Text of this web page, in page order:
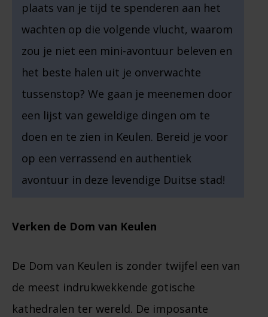
plaats van je tijd te spenderen aan het
wachten op die volgende vlucht, waarom
zou je niet een mini-avontuur beleven en
het beste halen uit je onverwachte
tussenstop? We gaan je meenemen door
een lijst van geweldige dingen om te
doen en te zien in Keulen. Bereid je voor
op een verrassend en authentiek
avontuur in deze levendige Duitse stad!
Verken de Dom van Keulen
De Dom van Keulen is zonder twijfel een van
de meest indrukwekkende gotische
kathedralen ter wereld. De imposante